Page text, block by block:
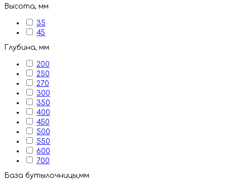
Высота, мм
35
45
Глубина, мм
200
250
270
300
350
400
450
500
550
600
700
База бутылочницы,мм